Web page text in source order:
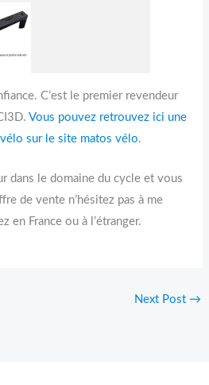
C’est le premier revendeur
Vous pouvez retrouvez ici une
sur le site matos vélo.
dans le domaine du cycle et vous
de vente n’hésitez pas à me
en France ou à l’étranger.
Next Post →